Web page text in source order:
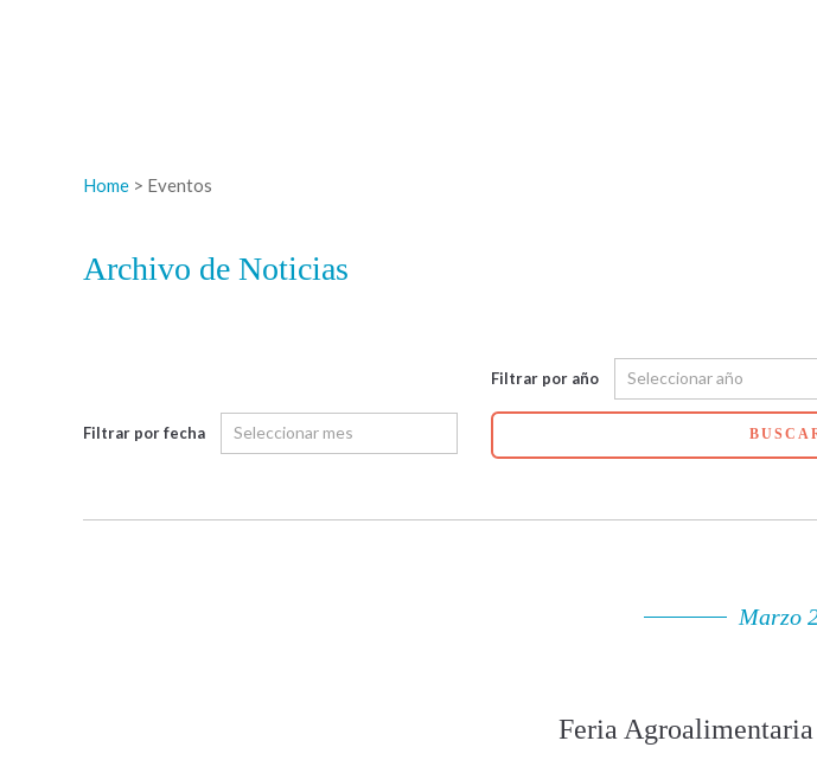
Home > Eventos
Archivo de Noticias
Filtrar por fecha
Filtrar por año
Marzo
Feria